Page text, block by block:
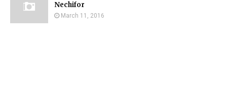
Nechifor
March 11, 2016